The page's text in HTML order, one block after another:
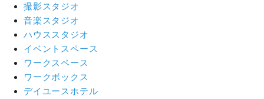
撮影スタジオ
音楽スタジオ
ハウススタジオ
イベントスペース
ワークスペース
ワークボックス
デイユースホテル